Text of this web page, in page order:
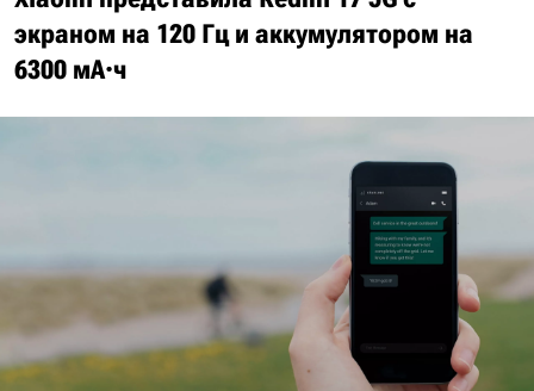
экраном на 120 Гц и аккумулятором на
6300 мА·ч